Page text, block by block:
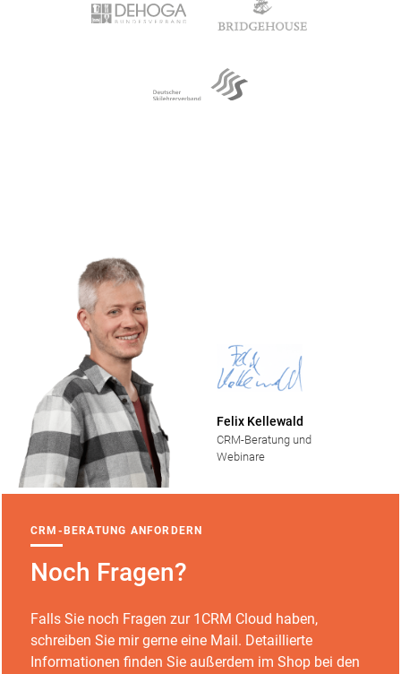
CRM-BERATUNG ANFORDERN
Noch Fragen?
Falls Sie noch Fragen zur 1CRM Cloud haben,
schreiben Sie mir gerne eine Mail. Detaillierte
Informationen finden Sie außerdem im Shop bei den
Felix Kellewald
CRM-Beratung und
Webinare